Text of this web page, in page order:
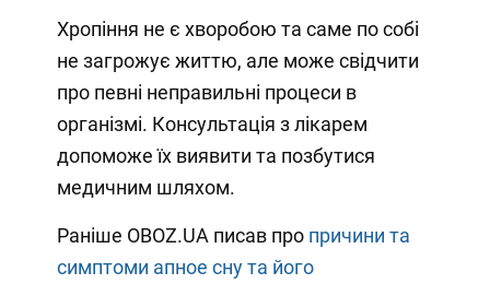
Хропіння не є хворобою та саме по собі
не загрожує життю, але може свідчити
про певні неправильні процеси в
організмі. Консультація з лікарем
допоможе їх виявити та позбутися
медичним шляхом.
Раніше OBOZ.UA писав про причини та
симптоми апное сну та його